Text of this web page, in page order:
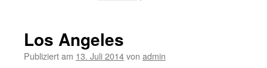
Los Angeles
Publiziert am 13. Juli 2014von admin